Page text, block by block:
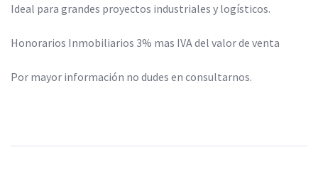
Ideal para grandes proyectos industriales y logísticos.
Honorarios Inmobiliarios 3% mas IVA del valor de venta
Por mayor información no dudes en consultarnos.